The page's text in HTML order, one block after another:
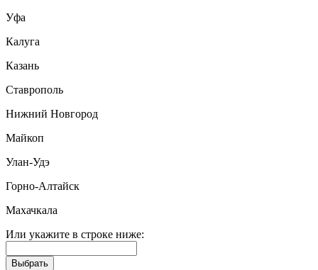
Уфа
Калуга
Казань
Ставрополь
Нижний Новгород
Майкоп
Улан-Удэ
Горно-Алтайск
Махачкала
Или укажите в строке ниже: